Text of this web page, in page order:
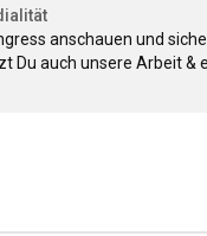
anschauen und
auch unsere Arbeit &